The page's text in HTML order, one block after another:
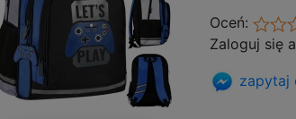
Oceń:
Zaloguj się
zapytaj